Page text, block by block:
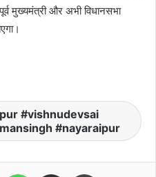
मुख्यमंत्री और अभी विधानसभा
#vishnudevsai
#nayaraipur
LinkedIn WhatsAppShare via Email